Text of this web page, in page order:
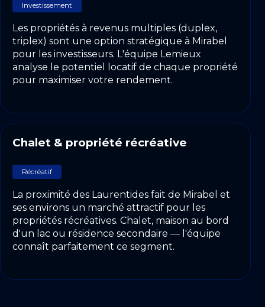
Investissement
Les propriétés à revenus multiples (duplex,
triplex) sont une option stratégique à Mirabel
pour les investisseurs. L'équipe Lemieux
analyse le potentiel locatif de chaque propriété
pour maximiser votre rendement.
Chalet & propriété récréative
Récréatif
La proximité des Laurentides fait de Mirabel et
ses environs un marché attractif pour les
propriétés récréatives. Chalet, maison au bord
d'un lac ou résidence secondaire — l'équipe
connaît parfaitement ce segment.